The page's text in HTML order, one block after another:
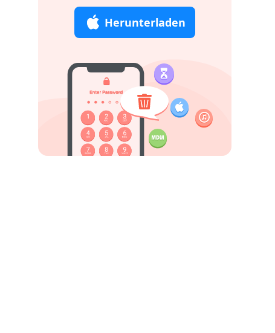
Herunterladen